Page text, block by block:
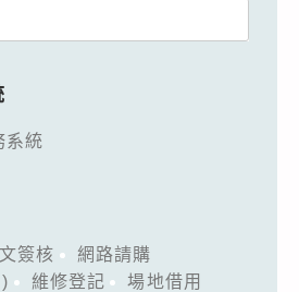
系統
簽核
網路請購
維修登記
場地借用